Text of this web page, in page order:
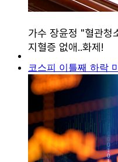
코스피 이틀째 하락